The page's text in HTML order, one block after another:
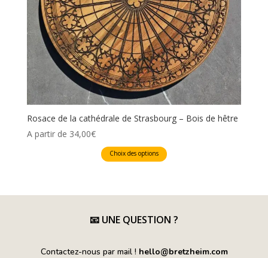
Rosace de la cathédrale de Strasbourg – Bois de hêtre
A partir de 34,00€
Choix des options
📧 UNE QUESTION ?
Contactez-nous par mail ! hello@bretzheim.com